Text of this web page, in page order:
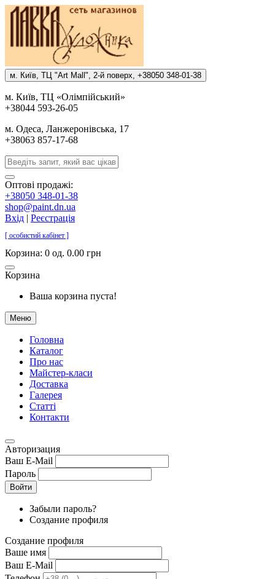
м. Киïв, ТЦ "Art Mall", 2-й поверх, +38050 348-01-38
м. Киïв, ТЦ «Олiмпiйський»
+38044 593-26-05
м. Одеса, Ланжеронiвська, 17
+38063 857-17-68
Оптові продажі:
+38050 348-01-38
shop@paint.dn.ua
Вхід | Реєстрація
[ особистий кабінет ]
Корзина: 0 од. 0.00 грн
Корзина
Ваша корзина пуста!
Меню
Головна
Каталог
Про нас
Майстер-класи
Доставка
Галерея
Статтi
Контакти
Авторизация
Ваш E-Mail
Пароль
Войти
Забыли пароль?
Создание профиля
Создание профиля
Ваше имя
Ваш E-Mail